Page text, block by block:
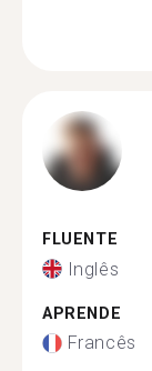
FLUENTE
Inglês
APRENDE
Francês